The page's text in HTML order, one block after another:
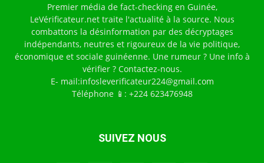
Premier média de fact-checking en Guinée,
LeVérificateur.net traite l'actualité à la source. Nous
combattons la désinformation par des décryptages
indépendants, neutres et rigoureux de la vie politique,
économique et sociale guinéenne. Une rumeur ? Une info à
vérifier ? Contactez-nous.
E- mail:infosleverificateur224@gmail.com
Téléphone 📱: +224 623476948
SUIVEZ NOUS